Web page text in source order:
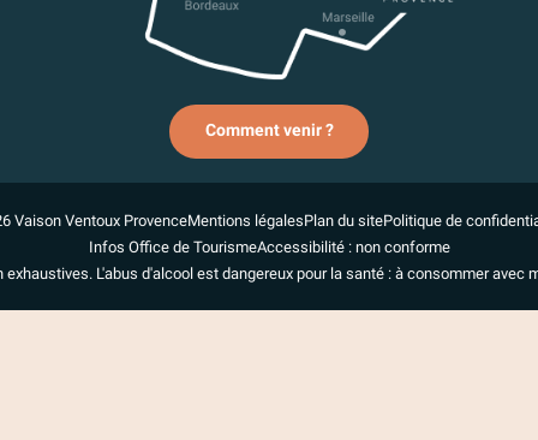
Comment venir ?
Vaison Ventoux ProvenceMentions légalesPlan du sitePolitique de
Infos Office de TourismeAccessibilité : non conforme
exhaustives. L'abus d'alcool est dangereux pour la santé : à consommer avec